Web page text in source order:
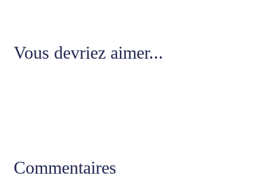
Vous devriez aimer...
Commentaires